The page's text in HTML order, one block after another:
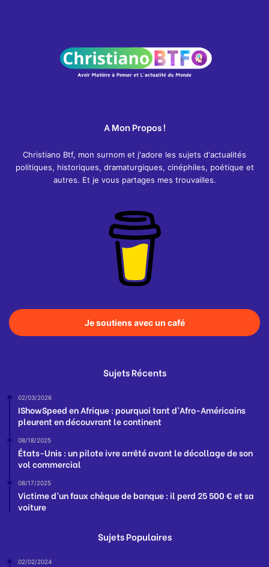
A Mon Propos !
Christiano Btf, mon surnom et j'adore les sujets d'actualités
politiques, historiques, dramaturgiques, cinéphiles, poétique et
autres. Et je vous partages mes trouvailles.
Je soutiens avec un café
Sujets Récents
02/03/2026
IShowSpeed en Afrique : pourquoi tant d’Afro-Américains
pleurent en découvrant le continent
08/18/2025
États-Unis : un pilote ivre arrêté avant le décollage de son
vol commercial
08/17/2025
Victime d’un faux chèque de banque : il perd 25 500 € et sa
voiture
Sujets Populaires
02/02/2024